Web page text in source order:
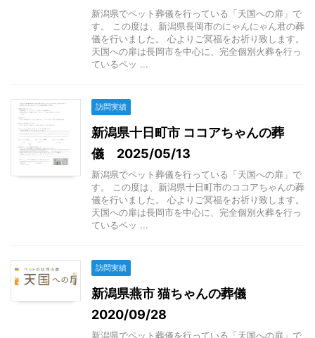
新潟県でペット葬儀を行っている「天国への扉」で
す。 この度は、新潟県長岡市のにゃんにゃん君の葬
儀を行いました。 心よりご冥福をお祈り致します。
天国への扉は長岡市を中心に、完全個別火葬を行っ
ているペッ ...
訪問実績
新潟県十日町市 ココアちゃんの葬
儀 2025/05/13
新潟県でペット葬儀を行っている「天国への扉」で
す。 この度は、新潟県十日町市のココアちゃんの葬
儀を行いました。 心よりご冥福をお祈り致します。
天国への扉は長岡市を中心に、完全個別火葬を行っ
ているペッ ...
訪問実績
新潟県燕市 猫ちゃんの葬儀
2020/09/28
新潟県でペット葬儀を行っている「天国への扉」で